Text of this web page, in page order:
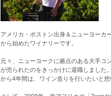
アメリカ・ボストン出身＆ニューヨーカ
から始めたワイナリーです。
元々、ニューヨークに拠点のある大手コ
が売られたのをきっかけに退職しました
から4年間は、ワイン造りを行いたいと